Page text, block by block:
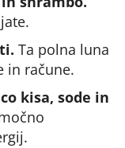
Ta polna luna
in račune.
kisa, sode in